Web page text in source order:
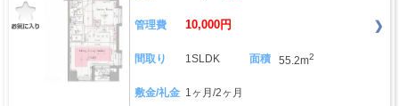
管理費 10,000円
間取り 1SLDK 面積 55.2m2
敷金/礼金 1ヶ月/2ヶ月